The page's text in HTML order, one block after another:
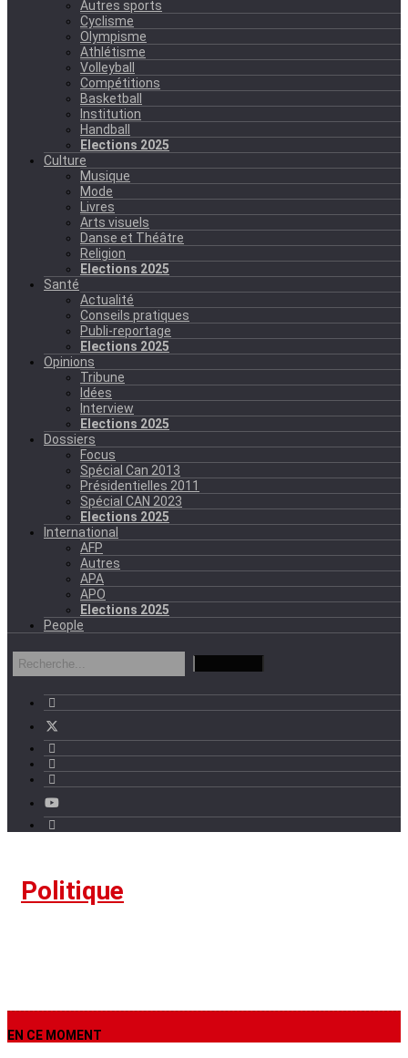
Autres sports
Cyclisme
Olympisme
Athlétisme
Volleyball
Compétitions
Basketball
Institution
Handball
Elections 2025
Culture
Musique
Mode
Livres
Arts visuels
Danse et Théâtre
Religion
Elections 2025
Santé
Actualité
Conseils pratiques
Publi-reportage
Elections 2025
Opinions
Tribune
Idées
Interview
Elections 2025
Dossiers
Focus
Spécial Can 2013
Présidentielles 2011
Spécial CAN 2023
Elections 2025
International
AFP
Autres
APA
APO
Elections 2025
People
Politique
EN CE MOMENT